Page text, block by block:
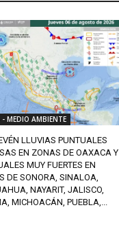
- MEDIO AMBIENTE
LLUVIAS PUNTUALES
EN ZONAS DE OAXACA Y
MUY FUERTES EN
DE SONORA, SINALOA,
NAYARIT, JALISCO,
MICHOACÁN, PUEBLA,...